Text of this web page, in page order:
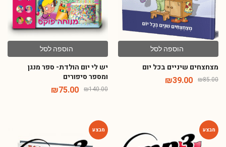
הוספה לסל
מצחצחים שיניים בכל יום
₪85.00
₪39.00
הוספה לסל
יש לי יום הולדת- ספר מנגן
ומספר סיפורים
₪140.00
₪75.00